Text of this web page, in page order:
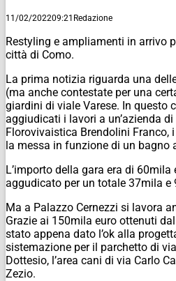
11/02/202209:21 Redazione
Restyling e ampliamenti in arrivo
città di Como.
La prima notizia riguarda una
(ma anche contestate per una
giardini di viale Varese. In questo
aggiudicati i lavori a un’azienda
Florovivaistica Brendolini Franco,
la messa in funzione di un bagno
L’importo della gara era di 60mila
aggudicato per un totale 37mila e
Ma a Palazzo Cernezzi si lavora
Grazie ai 150mila euro ottenuti
stato appena dato l’ok alla
sistemazione per il parchetto di
Dottesio, l’area cani di via Carlo
Zezio.